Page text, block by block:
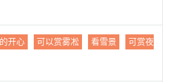
开心 可以赏雾凇 看雪景 可赏夜